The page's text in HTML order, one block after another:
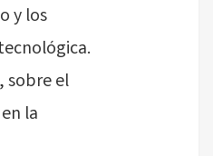
y los
, sobre el
la